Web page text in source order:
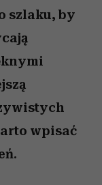
szlaku, by
wpisać